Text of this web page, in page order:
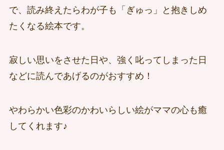
で、読み終えたらわが子も「ぎゅっ」と抱きしめ
たくなる絵本です。
寂しい思いをさせた日や、強く叱ってしまった日
などに読んであげるのがおすすめ！
やわらかい色彩のかわいらしい絵がママの心も癒
してくれます♪